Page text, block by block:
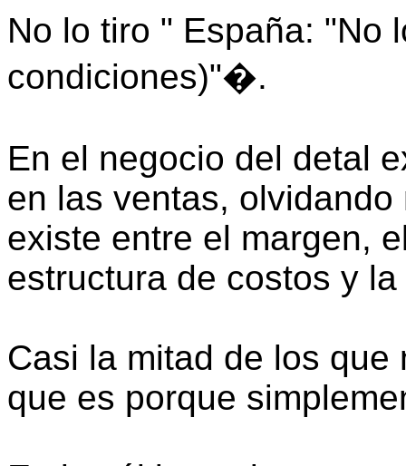
No lo tiro " España: "No
condiciones)"�.
En el negocio del detal
en las ventas,
existe entre el margen,
estructura de costos y
Casi la mitad de los
que es porque